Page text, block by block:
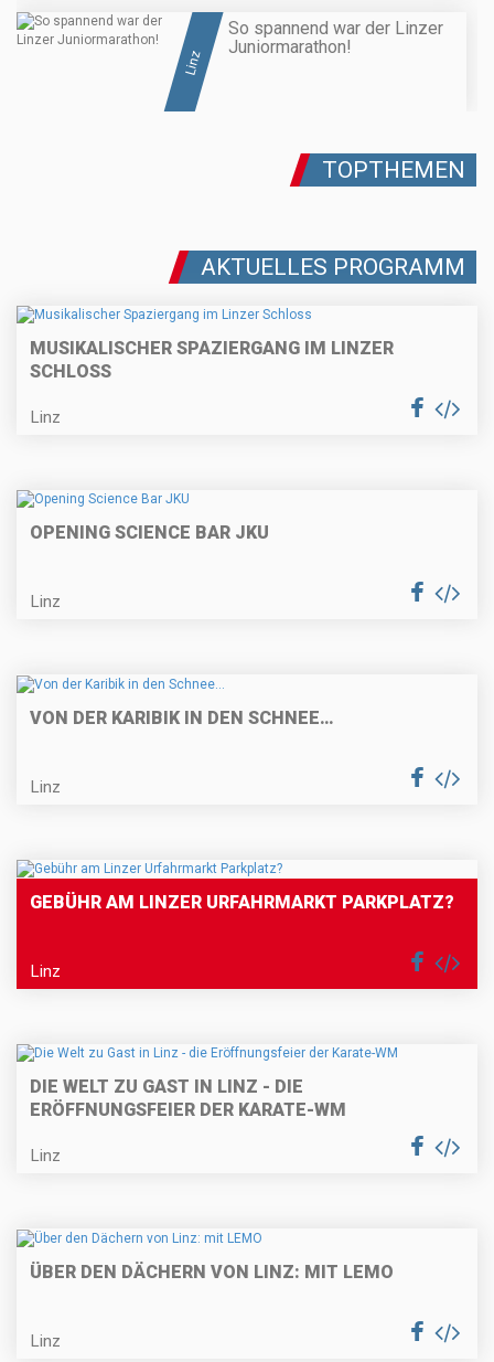
Linz
So spannend war der Linzer
Juniormarathon!
TOPTHEMEN
AKTUELLES PROGRAMM
MUSIKALISCHER SPAZIERGANG IM LINZER
SCHLOSS
Linz
OPENING SCIENCE BAR JKU
Linz
VON DER KARIBIK IN DEN SCHNEE…
Linz
GEBÜHR AM LINZER URFAHRMARKT PARKPLATZ?
Linz
DIE WELT ZU GAST IN LINZ - DIE
ERÖFFNUNGSFEIER DER KARATE-WM
Linz
ÜBER DEN DÄCHERN VON LINZ: MIT LEMO
Linz